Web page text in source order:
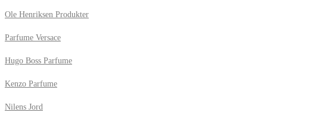
Ole Henriksen Produkter
Parfume Versace
Hugo Boss Parfume
Kenzo Parfume
Nilens Jord